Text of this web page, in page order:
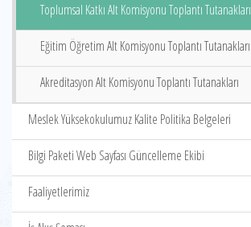
Toplumsal Katkı Alt Komisyonu Toplantı Tutanakları
Eğitim Öğretim Alt Komisyonu Toplantı Tutanakları
Akreditasyon Alt Komisyonu Toplantı Tutanakları
Meslek Yüksekokulumuz Kalite Politika Belgeleri
Bilgi Paketi Web Sayfası Güncelleme Ekibi
Faaliyetlerimiz